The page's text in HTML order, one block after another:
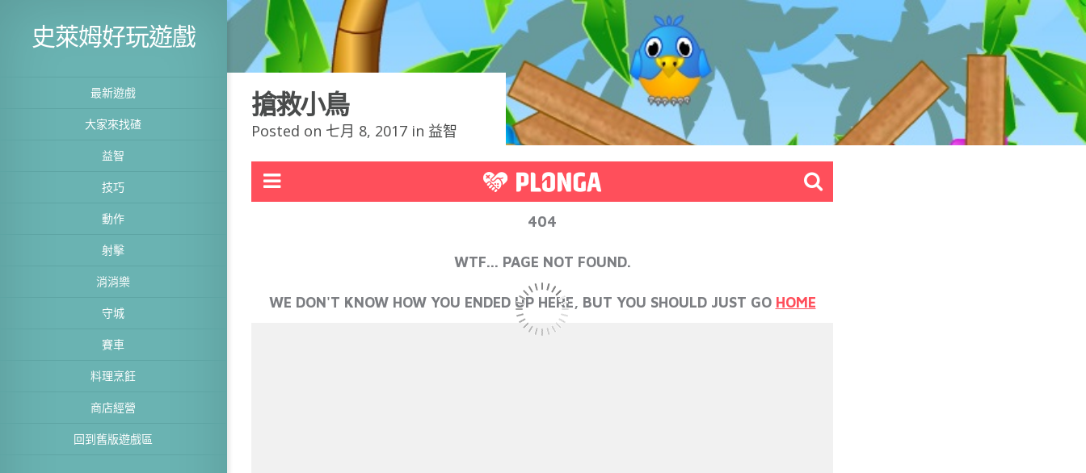
史萊姆好玩遊戲
最新遊戲
大家來找碴
益智
技巧
動作
射擊
消消樂
守城
賽車
料理烹飪
商店經營
回到舊版遊戲區
搶救小鳥
Posted on 七月 8, 2017 in 益智